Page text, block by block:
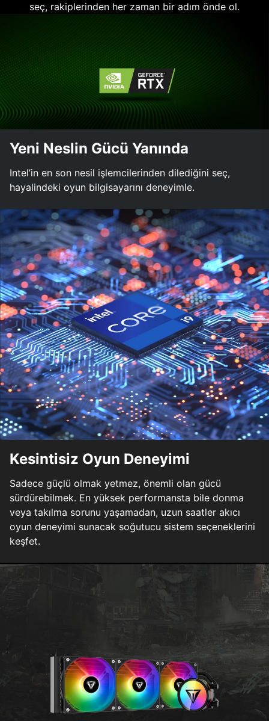
seç, rakiplerinden her zaman bir adım önde ol.
Yeni Neslin Gücü Yanında
Intel’in en son nesil işlemcilerinden dilediğini seç,
hayalindeki oyun bilgisayarını deneyimle.
Kesintisiz Oyun Deneyimi
Sadece güçlü olmak yetmez, önemli olan gücü
sürdürebilmek. En yüksek performansta bile donma
veya takılma sorunu yaşamadan, uzun saatler akıcı
oyun deneyimi sunacak soğutucu sistem seçeneklerini
keşfet.